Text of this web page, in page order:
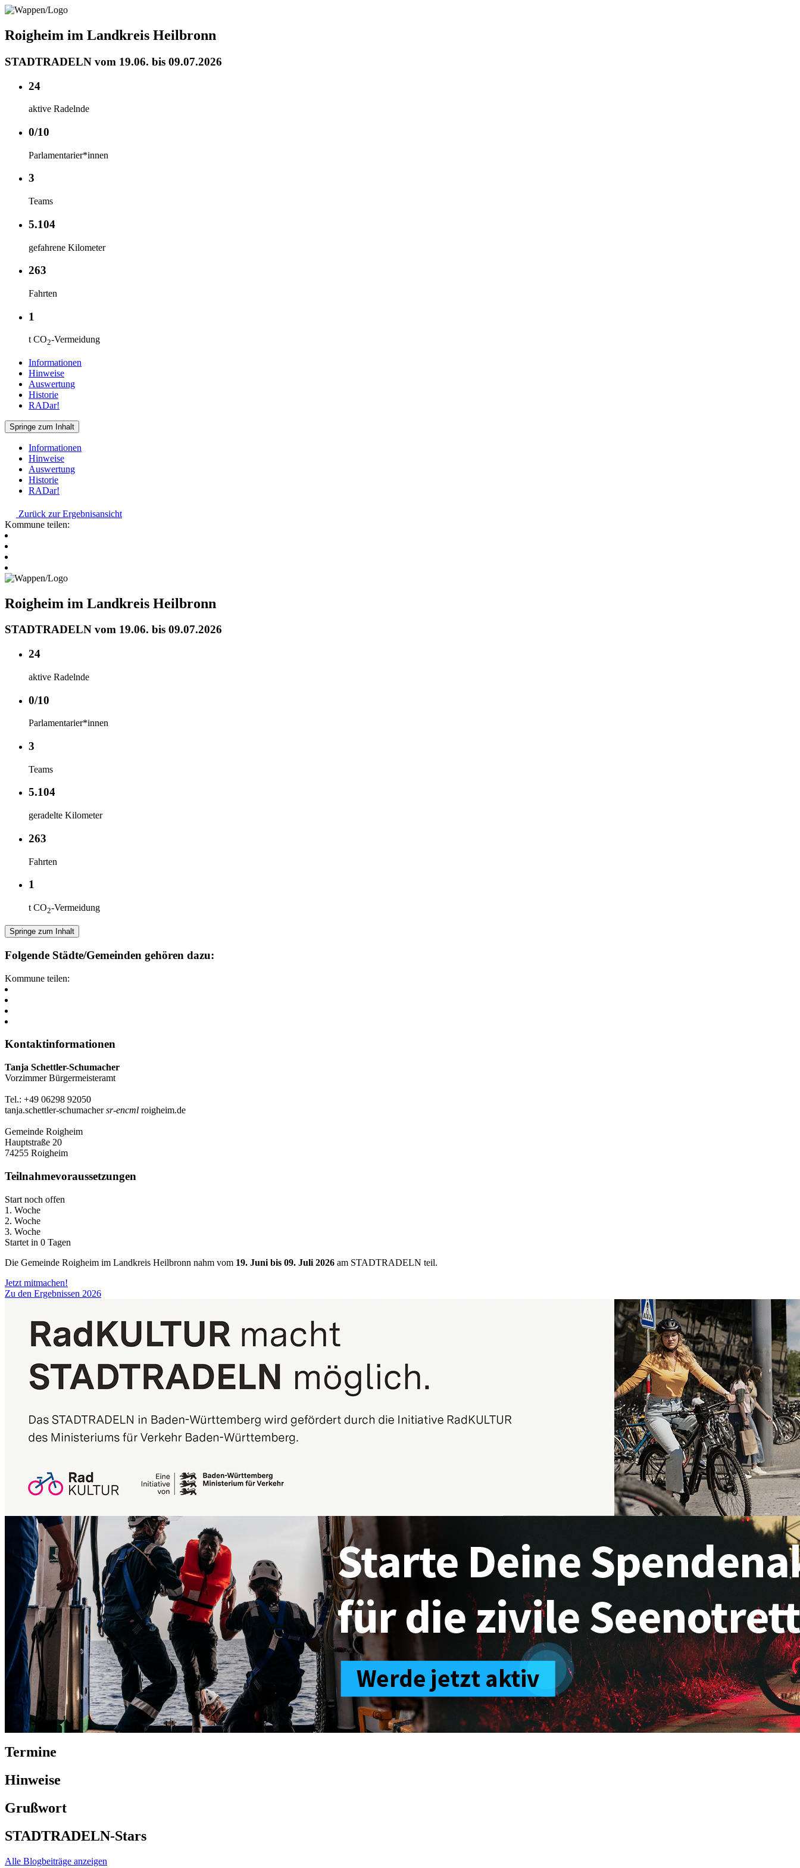
Roigheim im Landkreis Heilbronn
STADTRADELN vom 19.06. bis 09.07.2026
24
aktive Radelnde
0/10
Parlamentarier*innen
3
Teams
5.104
gefahrene Kilometer
263
Fahrten
1
t CO2-Vermeidung
Informationen
Hinweise
Auswertung
Historie
RADar!
Springe zum Inhalt
Informationen
Hinweise
Auswertung
Historie
RADar!
Zurück zur Ergebnisansicht
Kommune teilen:
Roigheim im Landkreis Heilbronn
STADTRADELN vom 19.06. bis 09.07.2026
24
aktive Radelnde
0/10
Parlamentarier*innen
3
Teams
5.104
geradelte Kilometer
263
Fahrten
1
t CO2-Vermeidung
Springe zum Inhalt
Folgende Städte/Gemeinden gehören dazu:
Kommune teilen:
Kontaktinformationen
Tanja Schettler-Schumacher
Vorzimmer Bürgermeisteramt
Tel.: +49 06298 92050
tanja.schettler-schumachersr-encml roigheim.de
Gemeinde Roigheim
Hauptstraße 20
74255 Roigheim
Teilnahmevoraussetzungen
Start noch offen
1. Woche
2. Woche
3. Woche
Startet in 0 Tagen
Die Gemeinde Roigheim im Landkreis Heilbronn nahm vom 19. Juni bis 09. Juli 2026 am STADTRADELN teil.
Jetzt mitmachen!
Zu den Ergebnissen 2026
Termine
Hinweise
Grußwort
STADTRADELN-Stars
Alle Blogbeiträge anzeigen